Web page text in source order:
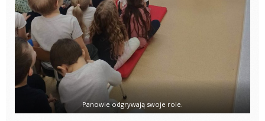
Panowie odgrywają swoje role.